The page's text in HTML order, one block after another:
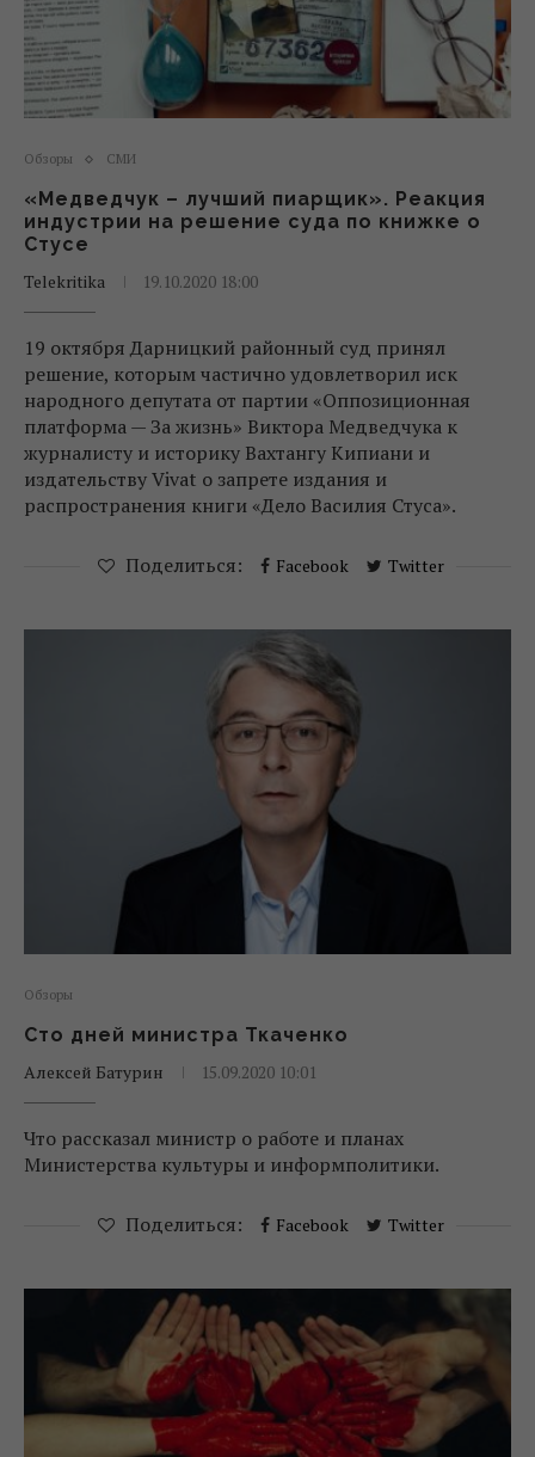
Обзоры СМИ
«Медведчук – лучший пиарщик». Реакция
индустрии на решение суда по книжке о
Стусе
Telekritika
19.10.2020 18:00
19 октября Дарницкий районный суд принял
решение, которым частично удовлетворил иск
народного депутата от партии «Оппозиционная
платформа — За жизнь» Виктора Медведчука к
журналисту и историку Вахтангу Кипиани и
издательству Vivat о запрете издания и
распространения книги «Дело Василия Стуса».
Поделиться: Facebook Twitter
Обзоры
Сто дней министра Ткаченко
Алексей Батурин
15.09.2020 10:01
Что рассказал министр о работе и планах
Министерства культуры и информполитики.
Поделиться: Facebook Twitter